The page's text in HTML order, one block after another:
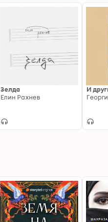
Зелда
Елин Рахнев
И